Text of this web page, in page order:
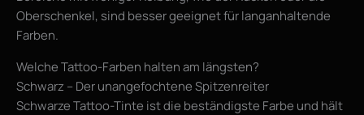
Oberschenkel, sind besser geeignet für langanhaltende
Farben.
Welche Tattoo-Farben halten am längsten?
Schwarz – Der unangefochtene Spitzenreiter
Schwarze Tattoo-Tinte ist die beständigste Farbe und hält